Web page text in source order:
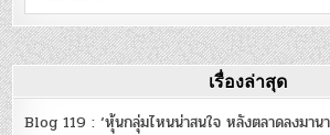
ปันผล
เสียที!
:
ประชาชาติ
ธุรกิจ
for:
เรื่องล่าสุด
Blog 119 : ‘หุ้นกลุ่มไหนน่าสนใจ หลังตลาดลงมาน